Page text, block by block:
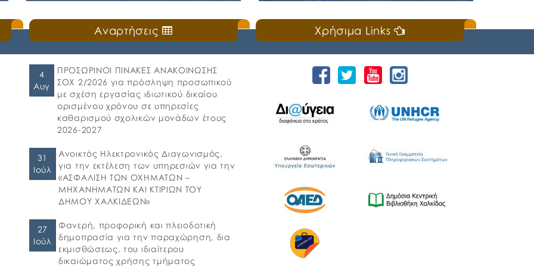
🛎️Ο Δήμος Χαλκιδέων ενημερώνει τους γονείς
και τους κηδεμόνες ότι, ξεκίνησε η
ηλεκτρονική υποβολή αιτήσεων για τη
συμμετοχή στο πρόγραμμα «Προώθηση και
υποστήριξη παιδιών για την ένταξή τους
στην προσχολική εκπαίδευση καθώς και για
τη πρόσβαση παιδιών σχολικής ηλικίας,
εφήβων και ατόμων με αναπηρία, σε
υπηρεσίες δημιουργικής απασχόλησης» για
📣Για 3η συνεχή χρονιά «άνοιξε πανιά» η
Ναυτική Εβδομάδα Χαλκίδας χθες, Σάββατο
18 Ιουλίου 2026, που διοργανώνουν ο Δήμος
Χαλκιδέων και η Ιερά Μητρόπολη Χαλκίδος,
Ιστιαίας και Βορείων Σποράδων, με την
Ελλάδας και του Ο.Π.Α.ΣΤ.Ε, του Οργανισμού
Λιμένων Ν. Εύβοιας και του Επιμελητηρίου
Εύβοιας. ⚓️Η επίσημη έναρξη
Αναρτήσεις
4
Αυγ
ΠΡΟΣΩΡΙΝΟΙ ΠΙΝΑΚΕΣ ΑΝΑΚΟΙΝΩΣΗΣ
ΣΟΧ 2/2026 για πρόσληψη προσωπικού
με σχέση εργασίας ιδιωτικού δικαίου
ορισμένου χρόνου σε υπηρεσίες
καθαρισμού σχολικών μονάδων έτους
2026-2027
31
Ιούλ
Ανοικτός Ηλεκτρονικός Διαγωνισμός,
για την εκτέλεση των υπηρεσιών για την
«ΑΣΦΑΛΙΣΗ ΤΩΝ ΟΧΗΜΑΤΩΝ –
ΜΗΧΑΝΗΜΑΤΩΝ ΚΑΙ ΚΤΙΡΙΩΝ ΤΟΥ
ΔΗΜΟΥ ΧΑΛΚΙΔΕΩΝ»
27
Ιούλ
Φανερή, προφορική και πλειοδοτική
δημοπρασία για την παραχώρηση, δια
εκμισθώσεως, του ιδιαίτερου
δικαιώματος χρήσης τμήματος
Χρήσιμα Links